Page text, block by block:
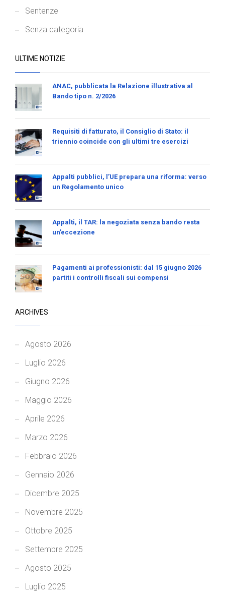
Sentenze
Senza categoria
ULTIME NOTIZIE
ANAC, pubblicata la Relazione illustrativa al
Bando tipo n. 2/2026
Requisiti di fatturato, il Consiglio di Stato: il
triennio coincide con gli ultimi tre esercizi
Appalti pubblici, l’UE prepara una riforma: verso
un Regolamento unico
Appalti, il TAR: la negoziata senza bando resta
un’eccezione
Pagamenti ai professionisti: dal 15 giugno 2026
partiti i controlli fiscali sui compensi
ARCHIVES
Agosto 2026
Luglio 2026
Giugno 2026
Maggio 2026
Aprile 2026
Marzo 2026
Febbraio 2026
Gennaio 2026
Dicembre 2025
Novembre 2025
Ottobre 2025
Settembre 2025
Agosto 2025
Luglio 2025